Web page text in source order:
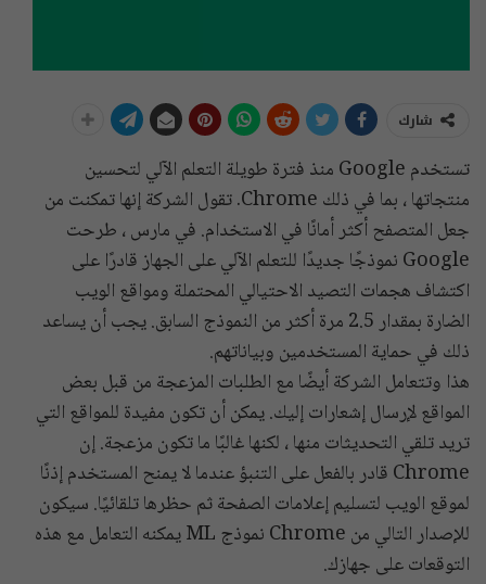
شارك
تستخدم Google منذ فترة طويلة التعلم الآلي لتحسين
منتجاتها ، بما في ذلك Chrome. تقول الشركة إنها تمكنت من
جعل المتصفح أكثر أمانًا في الاستخدام. في مارس ، طرحت
Google نموذجًا جديدًا للتعلم الآلي على الجهاز قادرًا على
اكتشاف هجمات التصيد الاحتيالي المحتملة ومواقع الويب
الضارة بمقدار 2.5 مرة أكثر من النموذج السابق. يجب أن يساعد
ذلك في حماية المستخدمين وبياناتهم.
هذا وتتعامل الشركة أيضًا مع الطلبات المزعجة من قبل بعض
المواقع لإرسال إشعارات إليك. يمكن أن تكون مفيدة للمواقع التي
تريد تلقي التحديثات منها ، لكنها غالبًا ما تكون مزعجة. إن
Chrome قادر بالفعل على التنبؤ عندما لا يمنح المستخدم إذنًا
لموقع الويب لتسليم إعلامات الصفحة ثم حظرها تلقائيًا. سيكون
للإصدار التالي من Chrome نموذج ML يمكنه التعامل مع هذه
التوقعات على جهازك.